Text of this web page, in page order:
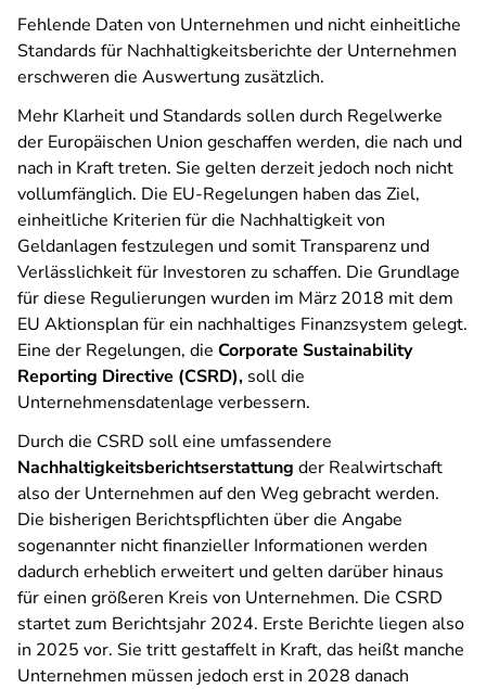
Fehlende Daten von Unternehmen und nicht einheitliche
Standards für Nachhaltigkeitsberichte der Unternehmen
erschweren die Auswertung zusätzlich.
Mehr Klarheit und Standards sollen durch Regelwerke
der Europäischen Union geschaffen werden, die nach und
nach in Kraft treten. Sie gelten derzeit jedoch noch nicht
vollumfänglich. Die EU-Regelungen haben das Ziel,
einheitliche Kriterien für die Nachhaltigkeit von
Geldanlagen festzulegen und somit Transparenz und
Verlässlichkeit für Investoren zu schaffen. Die Grundlage
für diese Regulierungen wurden im März 2018 mit dem
EU Aktionsplan für ein nachhaltiges Finanzsystem gelegt.
Eine der Regelungen, die Corporate Sustainability
Reporting Directive (CSRD), soll die
Unternehmensdatenlage verbessern.
Durch die CSRD soll eine umfassendere
Nachhaltigkeitsberichtserstattung der Realwirtschaft
also der Unternehmen auf den Weg gebracht werden.
Die bisherigen Berichtspflichten über die Angabe
sogenannter nicht finanzieller Informationen werden
dadurch erheblich erweitert und gelten darüber hinaus
für einen größeren Kreis von Unternehmen. Die CSRD
startet zum Berichtsjahr 2024. Erste Berichte liegen also
in 2025 vor. Sie tritt gestaffelt in Kraft, das heißt manche
Unternehmen müssen jedoch erst in 2028 danach